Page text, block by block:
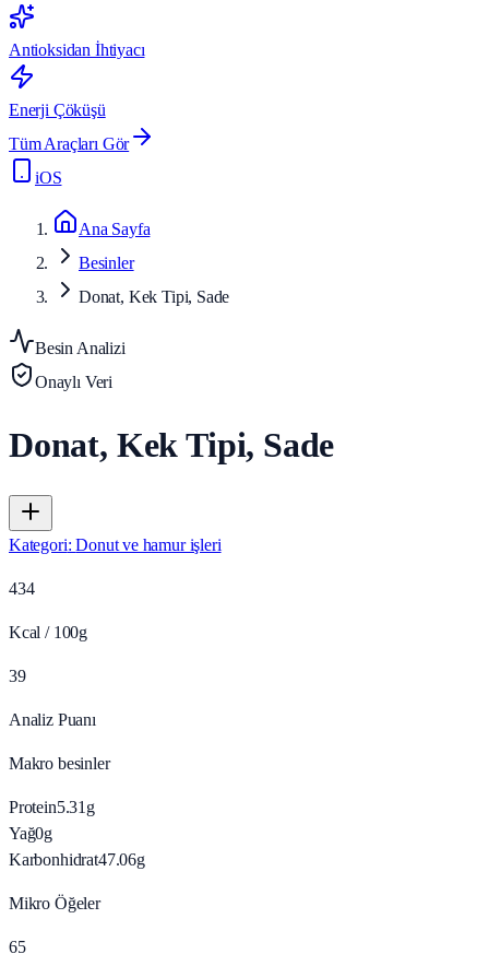
Antioksidan İhtiyacı
Enerji Çöküşü
Tüm Araçları Gör
iOS
Ana Sayfa
Besinler
Donat, Kek Tipi, Sade
Besin Analizi
Onaylı Veri
Donat, Kek Tipi, Sade
Kategori:Donut ve hamur işleri
434
Kcal / 100g
39
Analiz Puanı
Makro besinler
Protein5.31 g
Yağ0g
Karbonhidrat47.06g
Mikro Öğeler
65